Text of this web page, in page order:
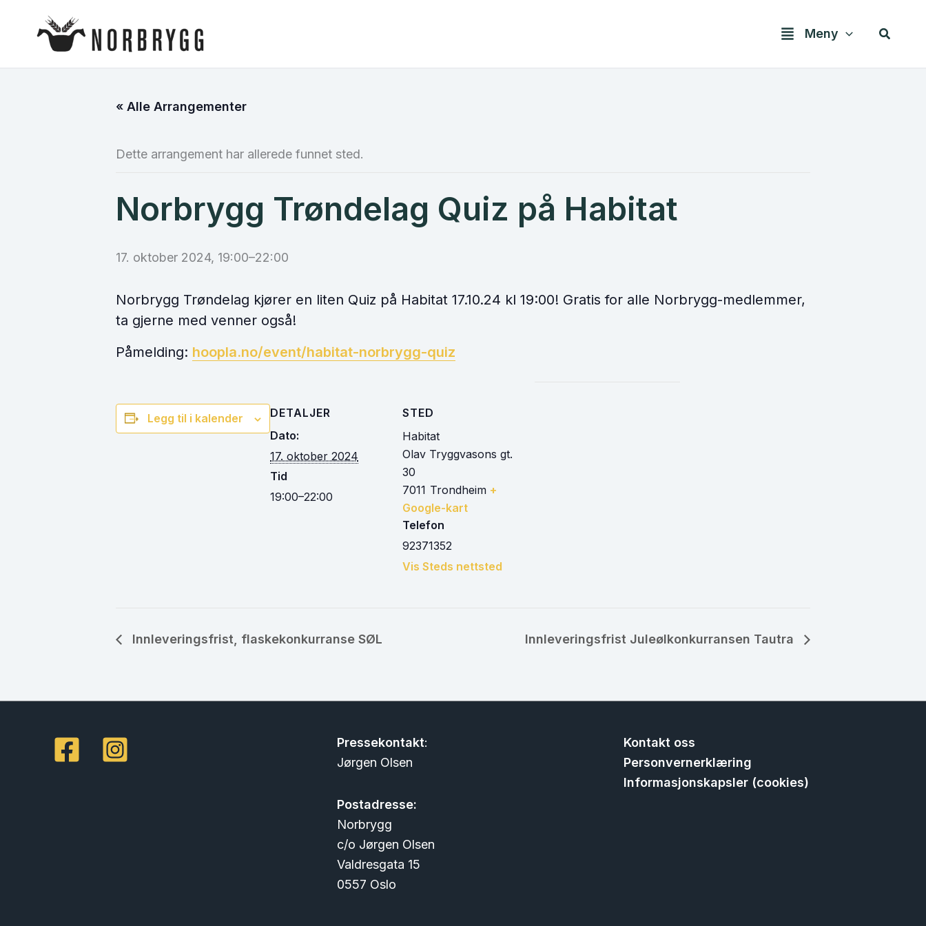
Meny Søk
« Alle Arrangementer
Dette arrangement har allerede funnet sted.
Norbrygg Trøndelag Quiz på Habitat
17. oktober 2024, 19:00–22:00
Norbrygg Trøndelag kjører en liten Quiz på Habitat 17.10.24 kl 19:00! Gratis for alle Norbrygg-medlemmer,
ta gjerne med venner også!
Påmelding: hoopla.no/event/habitat-norbrygg-quiz
Legg til i kalender
DETALJER
Dato:
17. oktober 2024
Tid
19:00–22:00
STED
Habitat
Olav Tryggvasons gt.
30
Trondheim
7011
+
Google-kart
Telefon
92371352
Vis Steds nettsted
Innleveringsfrist, flaskekonkurranse SØL Innleveringsfrist Juleølkonkurransen Tautra
Pressekontakt:
Jørgen Olsen
Postadresse:
Norbrygg
c/o Jørgen Olsen
Valdresgata 15
0557 Oslo
Kontakt oss
Personvernerklæring
Informasjonskapsler (cookies)